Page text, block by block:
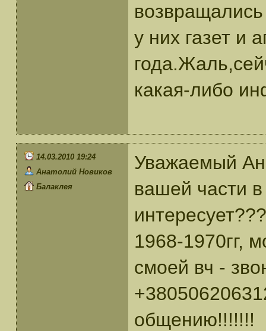
у них газет и
какая-либо
14.03.2010 19:24
Анатолий Новиков
Балаклея
Уважаемый
вашей части
1968-1970гг,
смоей вч -
общению!!!!!!!